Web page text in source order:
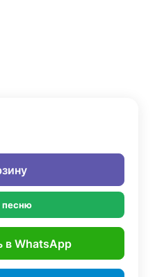
песню
в WhatsApp